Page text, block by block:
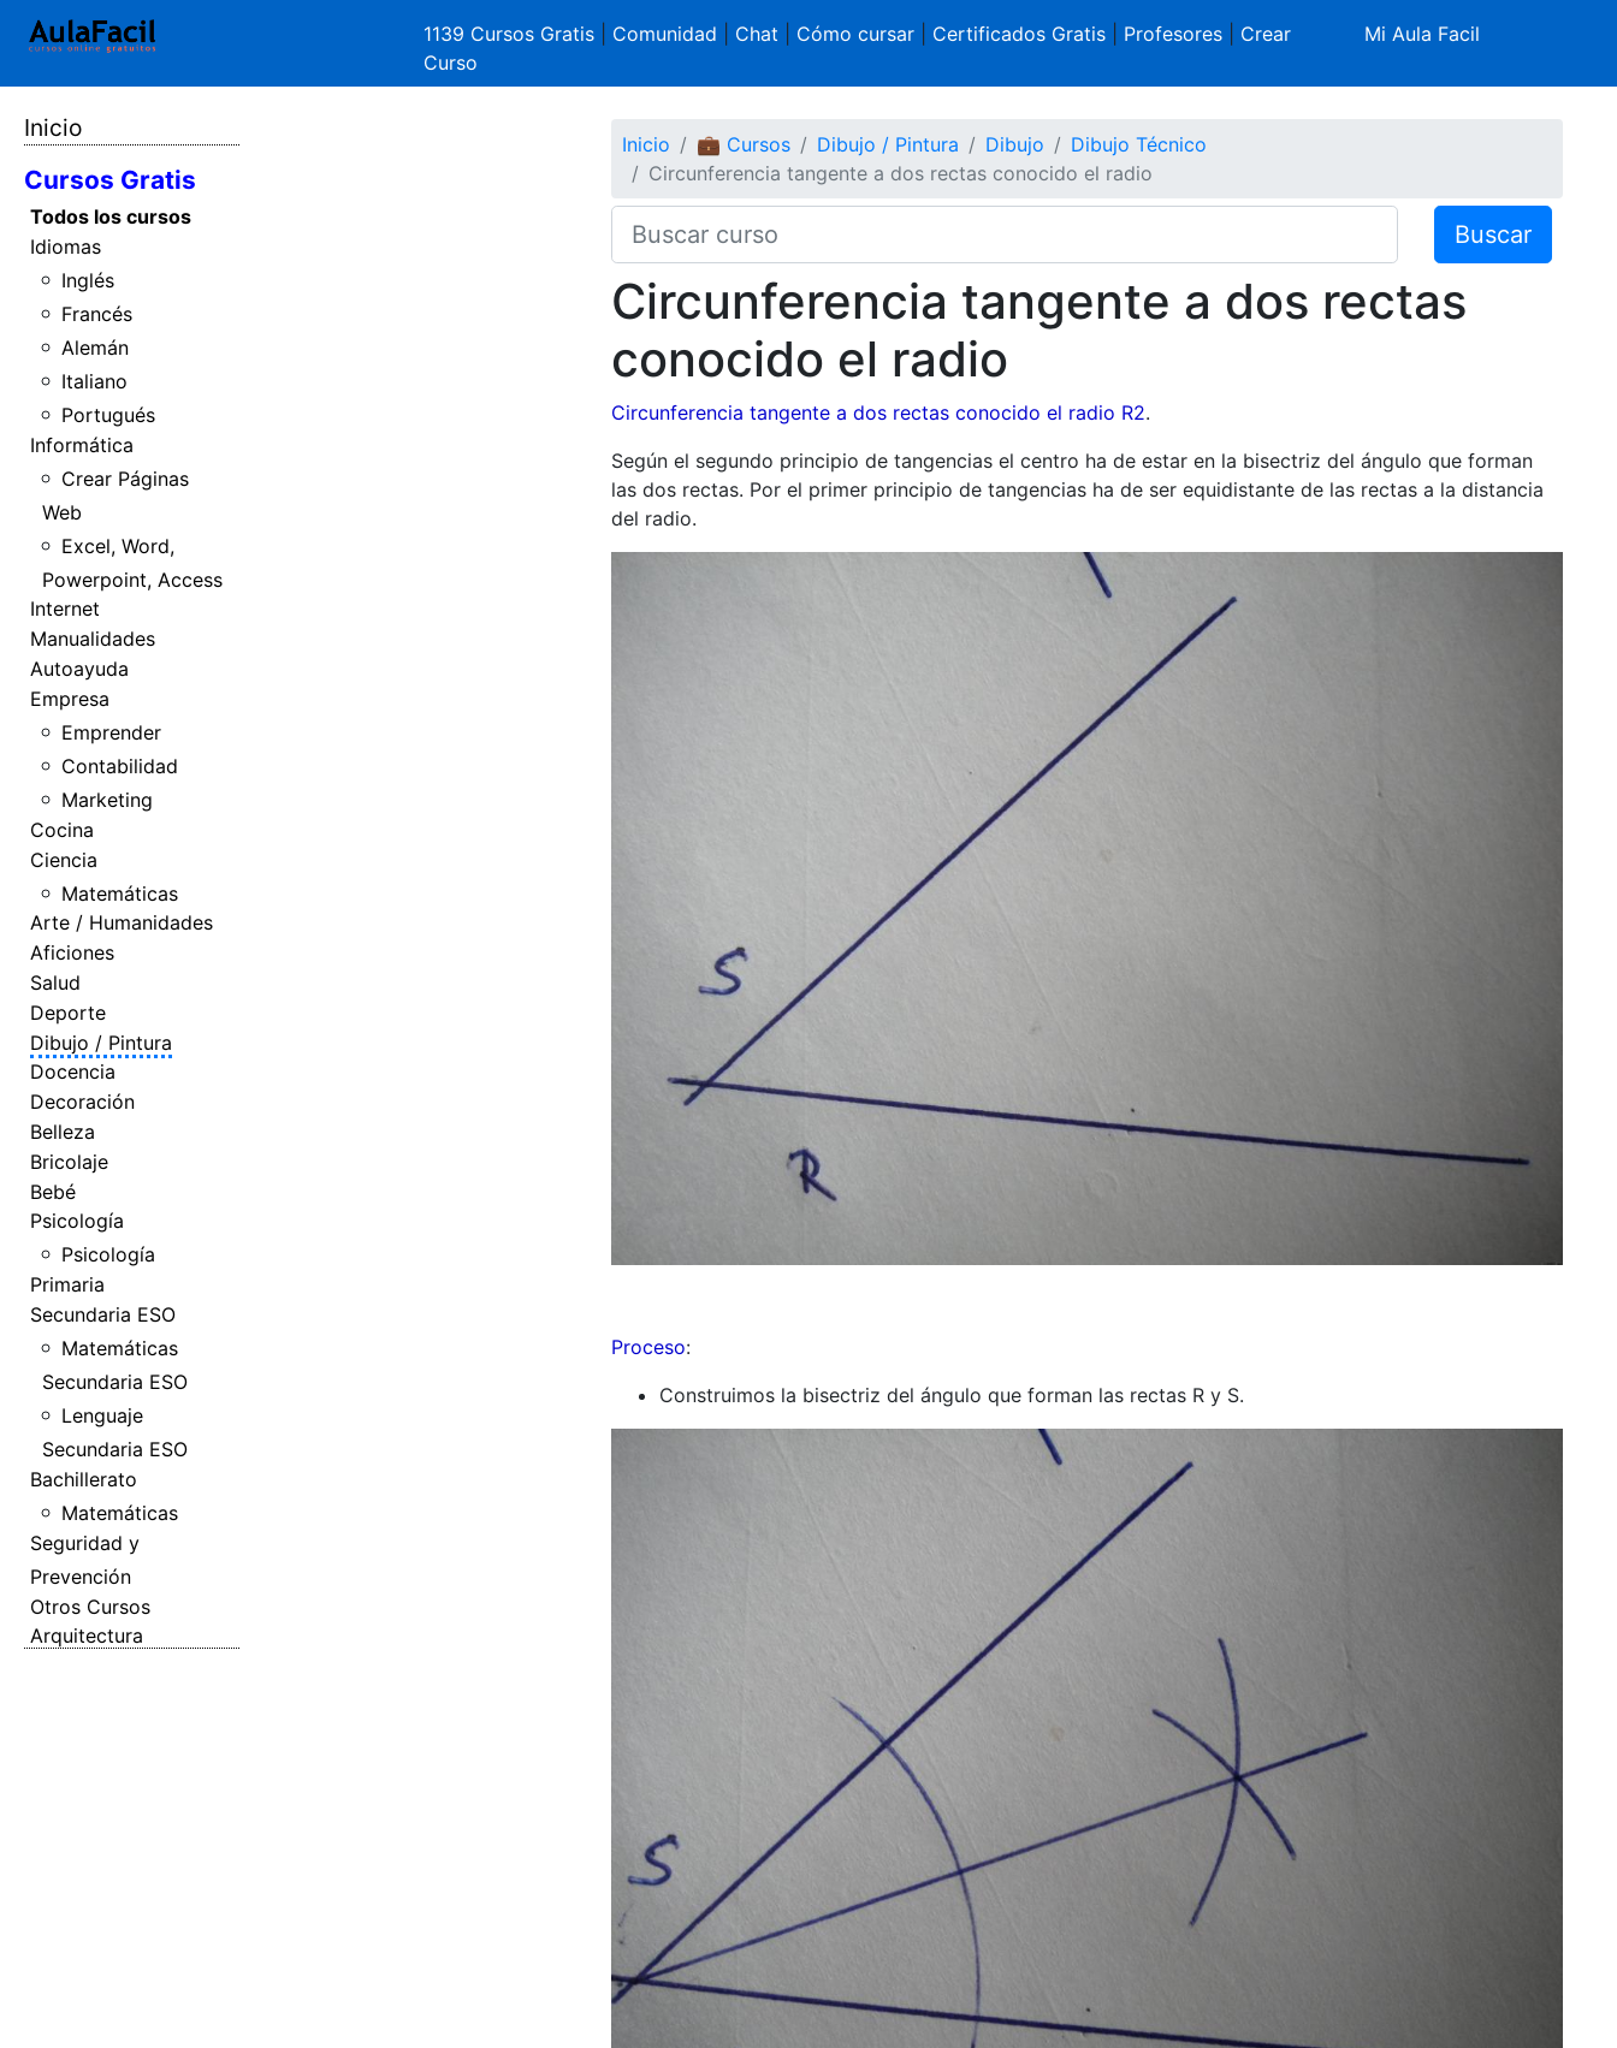
1139 Cursos Gratis Comunidad Chat Cómo cursar| Certificados Gratis| Profesores| Crear
Curso
Mi Aula Facil
Inicio
Cursos Gratis
Todos los cursos
Idiomas
Inglés
Francés
Alemán
Italiano
Portugués
Informática
Crear Páginas
Web
Excel, Word,
Powerpoint, Access
Internet
Manualidades
Autoayuda
Empresa
Emprender
Contabilidad
Marketing
Cocina
Ciencia
Matemáticas
Arte / Humanidades
Aficiones
Salud
Deporte
Dibujo / Pintura
Docencia
Decoración
Belleza
Bricolaje
Bebé
Psicología
Psicología
Primaria
Secundaria ESO
Matemáticas
Secundaria ESO
Lenguaje
Secundaria ESO
Bachillerato
Matemáticas
Seguridad y
Prevención
Otros Cursos
Arquitectura
Inicio 💼 Cursos Dibujo / Pintura Dibujo
Dibujo Técnico
Circunferencia tangente a dos rectas conocido el radio
Buscar
Circunferencia tangente a dos rectas
conocido el radio
Circunferencia tangente a dos rectas conocido el radio R2.
Según el segundo principio de tangencias el centro ha de estar en la bisectriz del ángulo que forman
las dos rectas. Por el primer principio de tangencias ha de ser equidistante de las rectas a la distancia
del radio.
Proceso:
Construimos la bisectriz del ángulo que forman las rectas R y S.